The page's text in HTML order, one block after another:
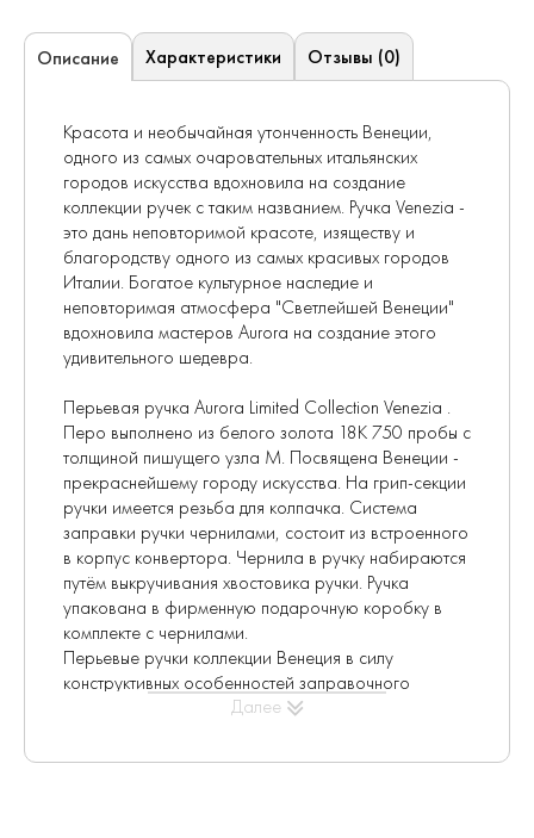
Описание Характеристики Отзывы (0)
Красота и необычайная утонченность Венеции,
одного из самых очаровательных итальянских
городов искусства вдохновила на создание
коллекции ручек с таким названием. Ручка Venezia -
это дань неповторимой красоте, изяществу и
благородству одного из самых красивых городов
Италии. Богатое культурное наследие и
неповторимая атмосфера "Светлейшей Венеции"
вдохновила мастеров Aurora на создание этого
удивительного шедевра.
Перьевая ручка Aurora Limited Collection Venezia .
Перо выполнено из белого золота 18К 750 пробы с
толщиной пишущего узла М. Посвящена Венеции -
прекраснейшему городу искусства. На грип-секции
ручки имеется резьба для колпачка. Система
заправки ручки чернилами, состоит из встроенного
в корпус конвертора. Чернила в ручку набираются
путём выкручивания хвостовика ручки. Ручка
упакована в фирменную подарочную коробку в
комплекте с чернилами.
Перьевые ручки коллекции Венеция в силу
конструктивных особенностей заправочного
механизма характеризуются большим объемом
Далее